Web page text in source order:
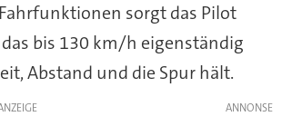
sorgt das Pilot
bis 130 km/h eigenständig
Abstand und die Spur hält.